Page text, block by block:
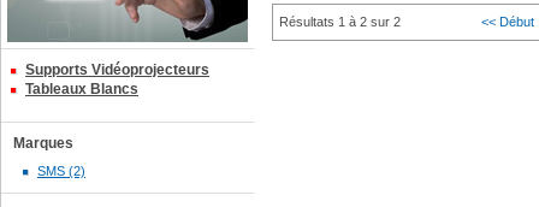
Supports Vidéoprojecteurs
Tableaux Blancs
Marques
SMS (2)
Résultats 1 à 2 sur 2 << Début